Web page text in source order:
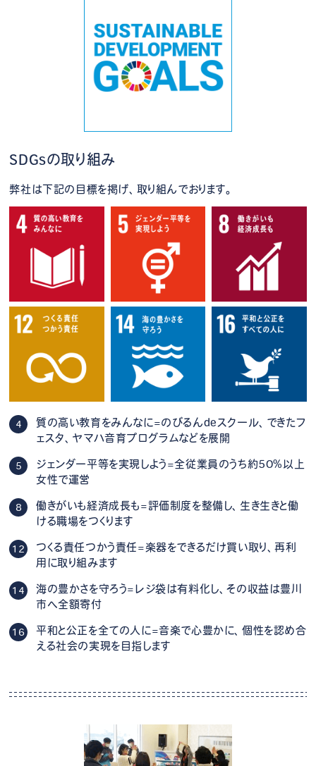
SDGsの取り組み
弊社は下記の目標を掲げ、取り組んでおります。
4
質の高い教育をみんなに=のびるんdeスクール、できたフ
ェスタ、ヤマハ音育プログラムなどを展開
5
ジェンダー平等を実現しよう=全従業員のうち約50%以上
女性で運営
8
働きがいも経済成長も=評価制度を整備し、生き生きと働
ける職場をつくります
12
つくる責任つかう責任=楽器をできるだけ買い取り、再利
用に取り組みます
14
海の豊かさを守ろう=レジ袋は有料化し、その収益は豊川
市へ全額寄付
16
平和と公正を全ての人に=音楽で心豊かに、個性を認め合
える社会の実現を目指します